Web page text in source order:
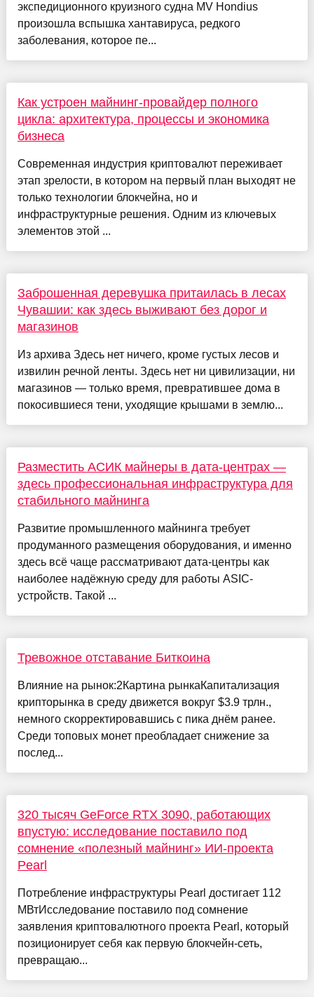
экспедиционного круизного судна MV Hondius
произошла вспышка хантавируса, редкого
заболевания, которое пе...
Как устроен майнинг-провайдер полного
цикла: архитектура, процессы и экономика
бизнеса
Современная индустрия криптовалют переживает
этап зрелости, в котором на первый план выходят не
только технологии блокчейна, но и
инфраструктурные решения. Одним из ключевых
элементов этой ...
Заброшенная деревушка притаилась в лесах
Чувашии: как здесь выживают без дорог и
магазинов
Из архива Здесь нет ничего, кроме густых лесов и
извилин речной ленты. Здесь нет ни цивилизации, ни
магазинов — только время, превратившее дома в
покосившиеся тени, уходящие крышами в землю...
Разместить АСИК майнеры в дата-центрах —
здесь профессиональная инфраструктура для
стабильного майнинга
Развитие промышленного майнинга требует
продуманного размещения оборудования, и именно
здесь всё чаще рассматривают дата-центры как
наиболее надёжную среду для работы ASIC-
устройств. Такой ...
Тревожное отставание Биткоина
Влияние на рынок:2Картина рынкаКапитализация
крипторынка в среду движется вокруг $3.9 трлн.,
немного скорректировавшись с пика днём ранее.
Среди топовых монет преобладает снижение за
послед...
320 тысяч GeForce RTX 3090, работающих
впустую: исследование поставило под
сомнение «полезный майнинг» ИИ-проекта
Pearl
Потребление инфраструктуры Pearl достигает 112
МВтИсследование поставило под сомнение
заявления криптовалютного проекта Pearl, который
позиционирует себя как первую блокчейн-сеть,
превращаю...